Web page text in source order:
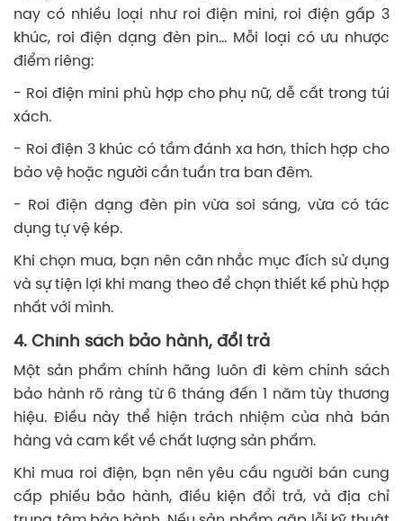
nay có nhiều loại như roi điện mini, roi điện gấp 3
khúc, roi điện dạng đèn pin… Mỗi loại có ưu nhược
điểm riêng:
- Roi điện mini phù hợp cho phụ nữ, dễ cất trong túi
xách.
- Roi điện 3 khúc có tầm đánh xa hơn, thích hợp cho
bảo vệ hoặc người cần tuần tra ban đêm.
- Roi điện dạng đèn pin vừa soi sáng, vừa có tác
dụng tự vệ kép.
Khi chọn mua, bạn nên cân nhắc mục đích sử dụng
và sự tiện lợi khi mang theo để chọn thiết kế phù hợp
nhất với mình.
4. Chính sách bảo hành, đổi trả
Một sản phẩm chính hãng luôn đi kèm chính sách
bảo hành rõ ràng từ 6 tháng đến 1 năm tùy thương
hiệu. Điều này thể hiện trách nhiệm của nhà bán
hàng và cam kết về chất lượng sản phẩm.
Khi mua roi điện, bạn nên yêu cầu người bán cung
cấp phiếu bảo hành, điều kiện đổi trả, và địa chỉ